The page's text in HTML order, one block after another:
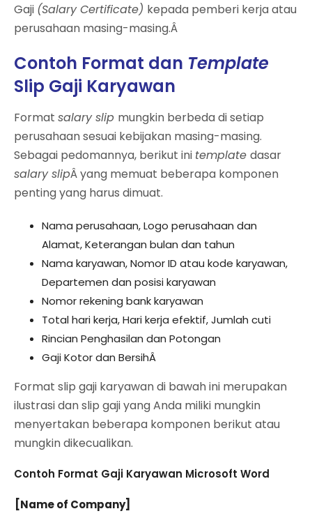
Gaji (Salary Certificate) kepada pemberi kerja atau
perusahaan masing-masing.Â
Contoh Format dan Template
Slip Gaji Karyawan
Format salary slip mungkin berbeda di setiap
perusahaan sesuai kebijakan masing-masing.
Sebagai pedomannya, berikut ini template dasar
salary slipÂ yang memuat beberapa komponen
penting yang harus dimuat.
Nama perusahaan, Logo perusahaan dan
Alamat, Keterangan bulan dan tahun
Nama karyawan, Nomor ID atau kode karyawan,
Departemen dan posisi karyawan
Nomor rekening bank karyawan
Total hari kerja, Hari kerja efektif, Jumlah cuti
Rincian Penghasilan dan Potongan
Gaji Kotor dan BersihÂ
Format slip gaji karyawan di bawah ini merupakan
ilustrasi dan slip gaji yang Anda miliki mungkin
menyertakan beberapa komponen berikut atau
mungkin dikecualikan.
Contoh Format Gaji Karyawan Microsoft Word
[Name of Company]